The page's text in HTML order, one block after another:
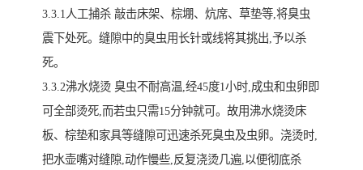
3.3.1人工捕杀 敲击床架、棕堋、炕席、草垫等,将臭虫
震下处死。缝隙中的臭虫用长针或线将其挑出,予以杀
死。
3.3.2沸水烧烫 臭虫不耐高温,经45度1小时,成虫和虫卵即
可全部烫死,而若虫只需15分钟就可。故用沸水烧烫床
板、棕垫和家具等缝隙可迅速杀死臭虫及虫卵。浇烫时,
把水壶嘴对缝隙,动作慢些,反复浇烫几遍,以便彻底杀